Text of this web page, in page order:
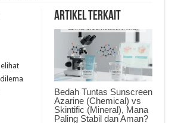
Artikel Terkait
Bedah Tuntas Sunscreen
Azarine (Chemical) vs
Skintific (Mineral), Mana
Paling Stabil dan Aman?